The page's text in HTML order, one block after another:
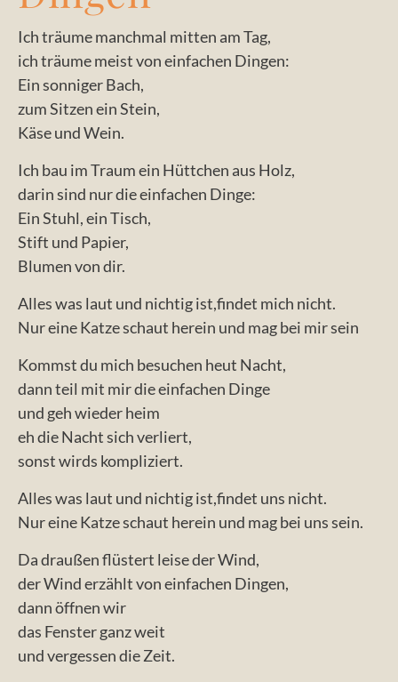
Ich träume manchmal mitten am Tag,
ich träume meist von einfachen Dingen:
Ein sonniger Bach,
zum Sitzen ein Stein,
Käse und Wein.
Ich bau im Traum ein Hüttchen aus Holz,
darin sind nur die einfachen Dinge:
Ein Stuhl, ein Tisch,
Stift und Papier,
Blumen von dir.
Alles was laut und nichtig ist,findet mich nicht.
Nur eine Katze schaut herein und mag bei mir sein
Kommst du mich besuchen heut Nacht,
dann teil mit mir die einfachen Dinge
und geh wieder heim
eh die Nacht sich verliert,
sonst wirds kompliziert.
Alles was laut und nichtig ist,findet uns nicht.
Nur eine Katze schaut herein und mag bei uns sein.
Da draußen flüstert leise der Wind,
der Wind erzählt von einfachen Dingen,
dann öffnen wir
das Fenster ganz weit
und vergessen die Zeit.